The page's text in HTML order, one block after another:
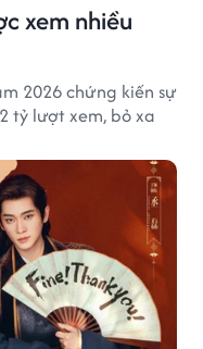
xem nhiều
2026 chứng kiến sự
tỷ lượt xem, bỏ xa